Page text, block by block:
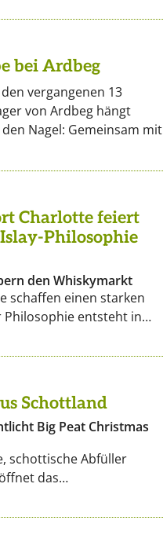
bei Ardbeg
vergangenen 13
von Ardbeg hängt
Nagel: Gemeinsam mit
Charlotte feiert
Philosophie
den Whiskymarkt
schaffen einen starken
Philosophie entsteht in…
Schottland
Big Peat Christmas
schottische Abfüller
das…